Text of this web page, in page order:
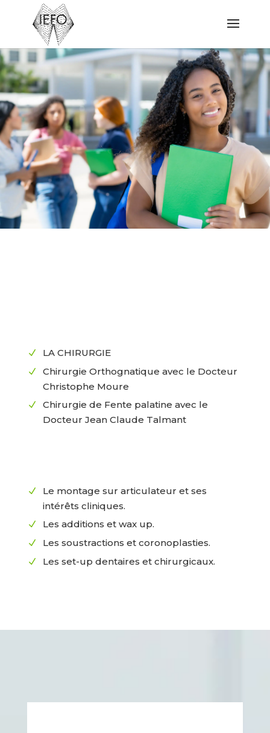
STAGE N°5
N LA CHIRURGIE
N
Chirurgie Orthognatique avec le Docteur
Christophe Moure
N
Chirurgie de Fente palatine avec le
Docteur Jean Claude Talmant
N
Le montage sur articulateur et ses
intérêts cliniques.
N Les additions et wax up.
N Les soustractions et coronoplasties.
N Les set-up dentaires et chirurgicaux.